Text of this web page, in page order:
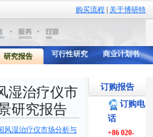
关于博研特
购买流程
研究报告 可行性研究
商业计划书
湿治疗仪市
研究报告
风湿治疗仪市场分析与
订购报告
订购电
话
+86 020-